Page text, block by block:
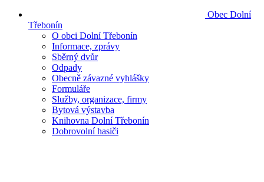
Obec Dolní
Třebonín
O obci Dolní Třebonín
Informace, zprávy
Sběrný dvůr
Odpady
Obecně závazné vyhlášky
Formuláře
Služby, organizace, firmy
Bytová výstavba
Knihovna Dolní Třebonín
Dobrovolní hasiči